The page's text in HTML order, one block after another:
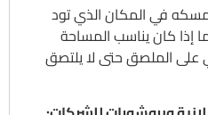
في المكان الذي تود
كان يناسب المساحة
على الملصق حتى لا يلتصق